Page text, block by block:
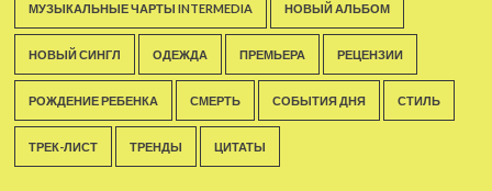
МУЗЫКАЛЬНЫЕ ЧАРТЫ INTERMEDIA НОВЫЙ АЛЬБОМ
НОВЫЙ СИНГЛ ОДЕЖДА ПРЕМЬЕРА РЕЦЕНЗИИ
РОЖДЕНИЕ РЕБЕНКА СМЕРТЬ СОБЫТИЯ ДНЯ СТИЛЬ
ТРЕК-ЛИСТ ТРЕНДЫ ЦИТАТЫ